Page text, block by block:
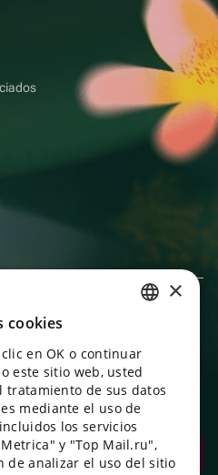
práctica.
más bonos por compras y
la aplicación
ENGLISH
UKRAINIAN
PORTUGUESE
SPANISH
×
cookies
en OK o continuar
este sitio web, usted
tratamiento de sus datos
mediante el uso de
los servicios
Metrica" y "Top Mail.ru",
de analizar el uso del sitio